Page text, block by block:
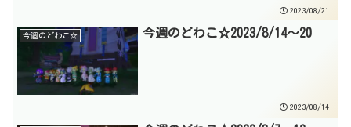
2023/08/21
今週のどわこ☆ 今週のどわこ☆2023/8/14～20
2023/08/14